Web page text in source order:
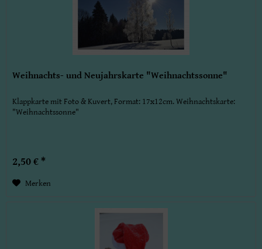
Weihnachts- und Neujahrskarte "Weihnachtssonne"
Klappkarte mit Foto & Kuvert, Format: 17x12cm. Weihnachtskarte:
"Weihnachtssonne"
2,50 € *
Merken